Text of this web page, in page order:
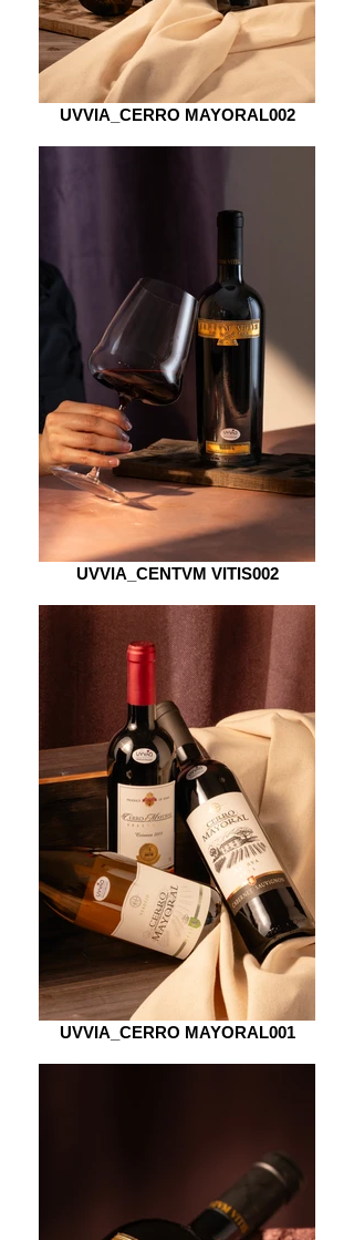
UVVIA_CERRO MAYORAL002
UVVIA_CENTVM VITIS002
UVVIA_CERRO MAYORAL001